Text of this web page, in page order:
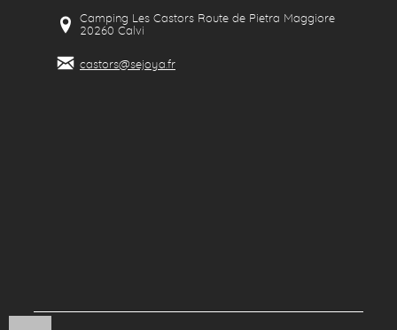
Camping Les Castors Route de Pietra Maggiore
20260 Calvi
castors@sejoya.fr